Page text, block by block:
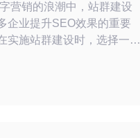
营销的浪潮中，站群建设
企业提升SEO效果的重要
实施站群建设时，选择一款